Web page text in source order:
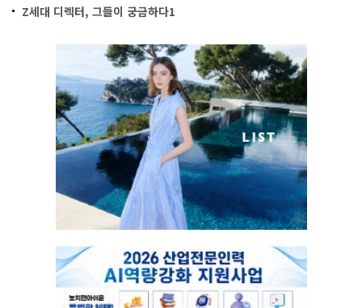
Z세대 디렉터, 그들이 궁금하다1